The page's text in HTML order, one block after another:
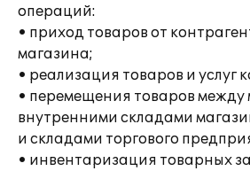
операций:
• приход товаров от
магазина;
• реализация товаров и услуг
• перемещения товаров между
внутренними складами
и складами торгового
• инвентаризация товарных